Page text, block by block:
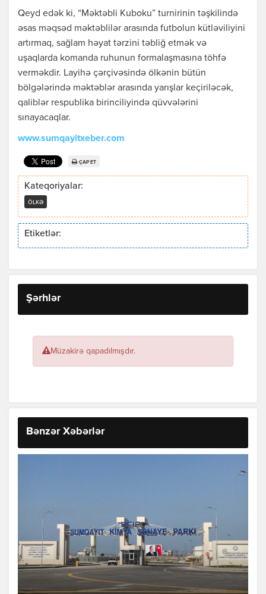
Qeyd edək ki, “Məktəbli Kuboku” turnirinin təşkilində
əsas məqsəd məktəblilər arasında futbolun kütləviliyini
artırmaq, sağlam həyat tərzini təbliğ etmək və
uşaqlarda komanda ruhunun formalaşmasına töhfə
verməkdir. Layihə çərçivəsində ölkənin bütün
bölgələrində məktəblər arasında yarışlar keçiriləcək,
qaliblər respublika birinciliyində qüvvələrini
sınayacaqlar.
www.sumqayitxeber.com
ÇAP ET
Kateqoriyalar:
ÖLKƏ
Etiketlər:
Şərhlər
Müzakirə qapadılmışdır.
Bənzər Xəbərlər